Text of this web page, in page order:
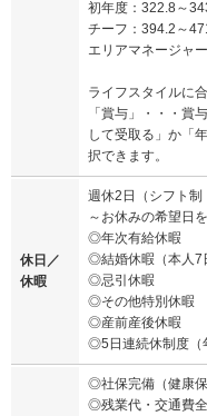
初年度：322.8～
チーフ：394.2～
エリアマネージャ
ライフスタイルに
「賞与」・・・賞
して受取る」か「
択できます。
休日／
休暇
週休2日（シフト
～お休みの希望日
◎年次有給休暇
◎結婚休暇（本人7
◎忌引休暇
◎その他特別休暇
◎産前産後休暇
◎5日連続休制度（
◎社保完備（健康保
◎残業代・交通費